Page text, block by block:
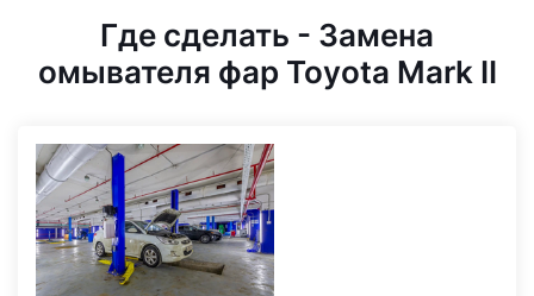
Где сделать - Замена
омывателя фар Toyota Mark II